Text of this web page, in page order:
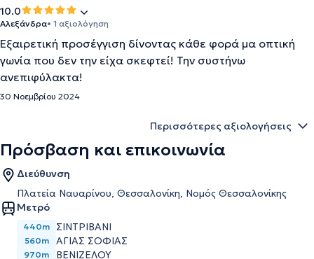
10.0
Αλεξάνδρα• 1 αξιολόγηση
Εξαιρετική προσέγγιση δίνοντας κάθε φορά μα οπτική
γωνία που δεν την είχα σκεφτεί! Την συστήνω
ανεπιφύλακτα!
30 Νοεμβρίου 2024
Περισσότερες αξιολογήσεις
Πρόσβαση και επικοινωνία
Διεύθυνση
Πλατεία Ναυαρίνου, Θεσσαλονίκη, Νομός Θεσσαλονίκης
Μετρό
440m ΣΙΝΤΡΙΒΆΝΙ
560m ΑΓΊΑΣ ΣΟΦΊΑΣ
970m
ΒΕΝΙΖΈΛΟΥ